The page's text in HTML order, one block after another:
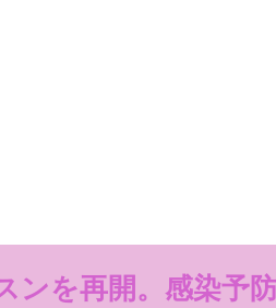
ンを再開。感染予